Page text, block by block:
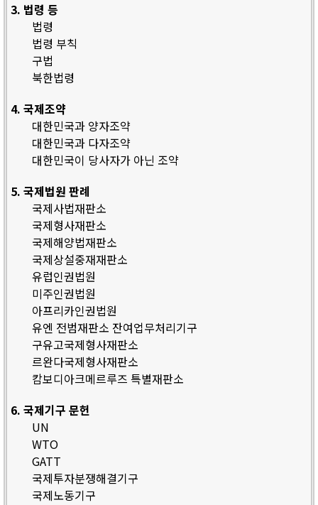
3. 법령 등
법령
법령 부칙
구법
북한법령
4. 국제조약
대한민국과 양자조약
대한민국과 다자조약
대한민국이 당사자가 아닌 조약
5. 국제법원 판례
국제사법재판소
국제형사재판소
국제해양법재판소
국제상설중재재판소
유럽인권법원
미주인권법원
아프리카인권법원
유엔 전범재판소 잔여업무처리기구
구유고국제형사재판소
르완다국제형사재판소
캄보디아크메르루즈 특별재판소
6. 국제기구 문헌
UN
WTO
GATT
국제투자분쟁해결기구
국제노동기구